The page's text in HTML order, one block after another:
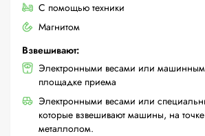
С помощью техники
Магнитом
Взвешивают:
Электронными весами или
площадке приема
Электронными весами или
которые взвешивают машины, на
металлолом.